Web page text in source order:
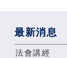
最新消息
法會講經